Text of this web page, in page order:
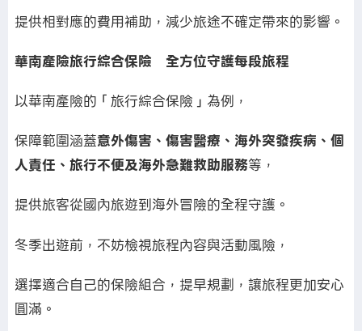
提供相對應的費用補助，減少旅途不確定帶來的影響。
華南產險旅行綜合保險 全方位守護每段旅程
以華南產險的「旅行綜合保險」為例，
保障範圍涵蓋意外傷害、傷害醫療、海外突發疾病、個
人責任、旅行不便及海外急難救助服務等，
提供旅客從國內旅遊到海外冒險的全程守護。
冬季出遊前，不妨檢視旅程內容與活動風險，
選擇適合自己的保險組合，提早規劃，讓旅程更加安心
圓滿。